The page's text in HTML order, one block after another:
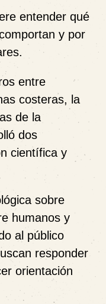
entender qué
y por
entre
costeras, la
de la
dos
científica y
sobre
humanos y
al público
responder
orientación